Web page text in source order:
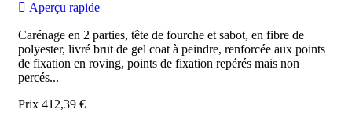
 Aperçu rapide
Carénage en 2 parties, tête de fourche et sabot, en fibre de
polyester, livré brut de gel coat à peindre, renforcée aux points
de fixation en roving, points de fixation repérés mais non
percés...
Prix 412,39 €